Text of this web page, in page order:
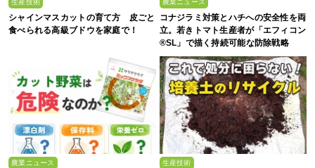
シャインマスカットの育て方 皮ごと
食べられる高級ブドウを家庭で！
コナジラミ対策とハチへの安全性を両
立。若きトマト生産者が「エフィコン
®SL」で描く持続可能な防除戦略
農業ニュース 生産技術